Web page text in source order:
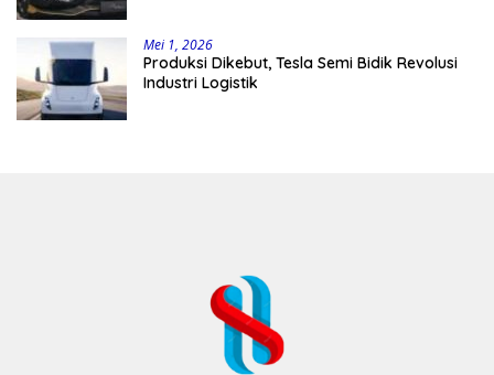
Mei 1, 2026
Produksi Dikebut, Tesla Semi Bidik Revolusi
Industri Logistik